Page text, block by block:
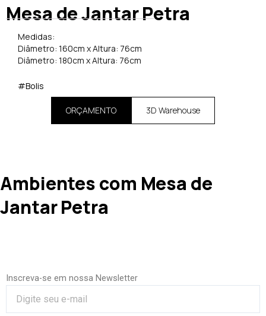
Mesa de Jantar Petra
Medidas:
Diâmetro: 160cm x Altura: 76cm
Diâmetro: 180cm x Altura: 76cm
#Bolis
ORÇAMENTO 3D Warehouse
Ambientes com Mesa de
Jantar Petra
Inscreva-se em nossa Newsletter